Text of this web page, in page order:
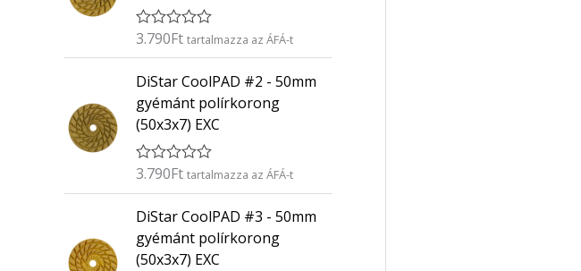
s
:
0
/
5
É
é
e
l
s
:
0
/
5
3.790Ft tartalmazza az ÁFÁ-t
DiStar CoolPAD #2 - 50mm
gyémánt polírkorong
(50x3x7) EXC
É
é
e
l
3.790Ft tartalmazza az ÁFÁ-t
DiStar CoolPAD #3 - 50mm
gyémánt polírkorong
(50x3x7) EXC